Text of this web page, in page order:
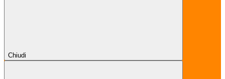
Chiudi